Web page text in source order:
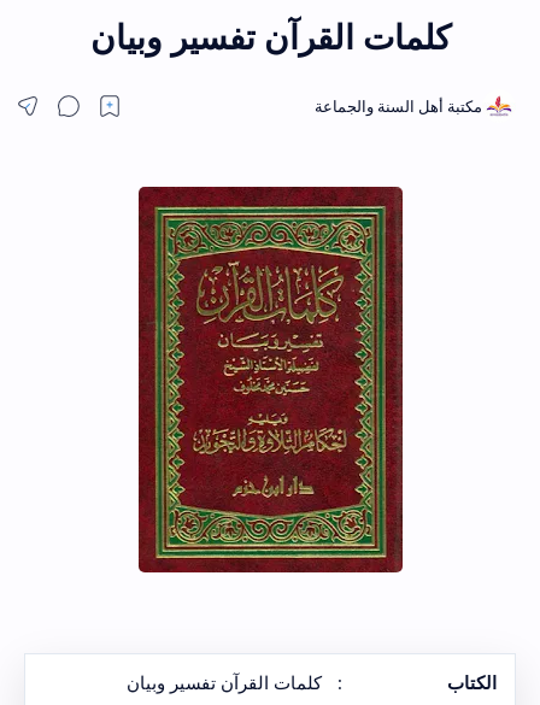
كلمات القرآن تفسير وبيان
الكتاب : كلمات القرآن تفسير وبيان